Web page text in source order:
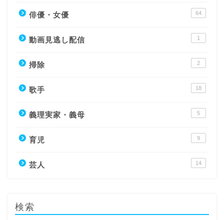
俳優・女優 64
動画見逃し配信 1
掃除 2
歌手 18
義理実家・義母 5
育児 9
芸人 14
検索